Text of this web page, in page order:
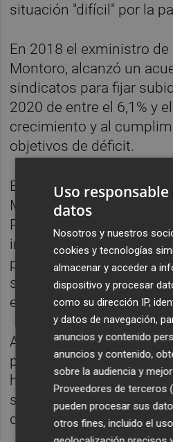
situación "difícil" por la
En 2018 el exministro de
Montoro, alcanzó un
sindicatos para fijar
2020 de entre el 6,1% y
crecimiento y al
objetivos de déficit.
En cuanto a la Oferta de
Ministerio de Política
Pública aprobará 28.055
inferior a la oferta de
pasado (la mayor de los
si bien ahí se incluían
estabilización.
Además, la OEP de este
plazas de promoción
historia. Los sindicatos
semana pasada el
de la AGE al considerarla
Uso responsable
datos
Nosotros y nuestros
cookies y tecnologías
almacenar y acceder a
dispositivo y procesar
como su dirección IP,
y datos de navegación,
anuncios y contenido
anuncios y contenido,
sobre la audiencia y
Proveedores de terceros
pueden procesar sus
otros fines, incluido el